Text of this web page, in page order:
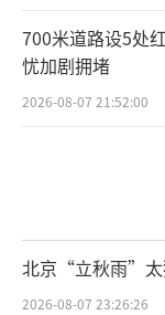
700米道路设5处
忧加剧拥堵
2026-08-07 21:52:00
北京“立秋雨”太
2026-08-07 23:26:26